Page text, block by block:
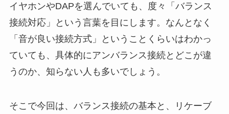
イヤホンやDAPを選んでいても、度々「バランス
接続対応」という言葉を目にします。なんとなく
「音が良い接続方式」ということくらいはわかっ
ていても、具体的にアンバランス接続とどこが違
うのか、知らない人も多いでしょう。
そこで今回は、バランス接続の基本と、リケーブ